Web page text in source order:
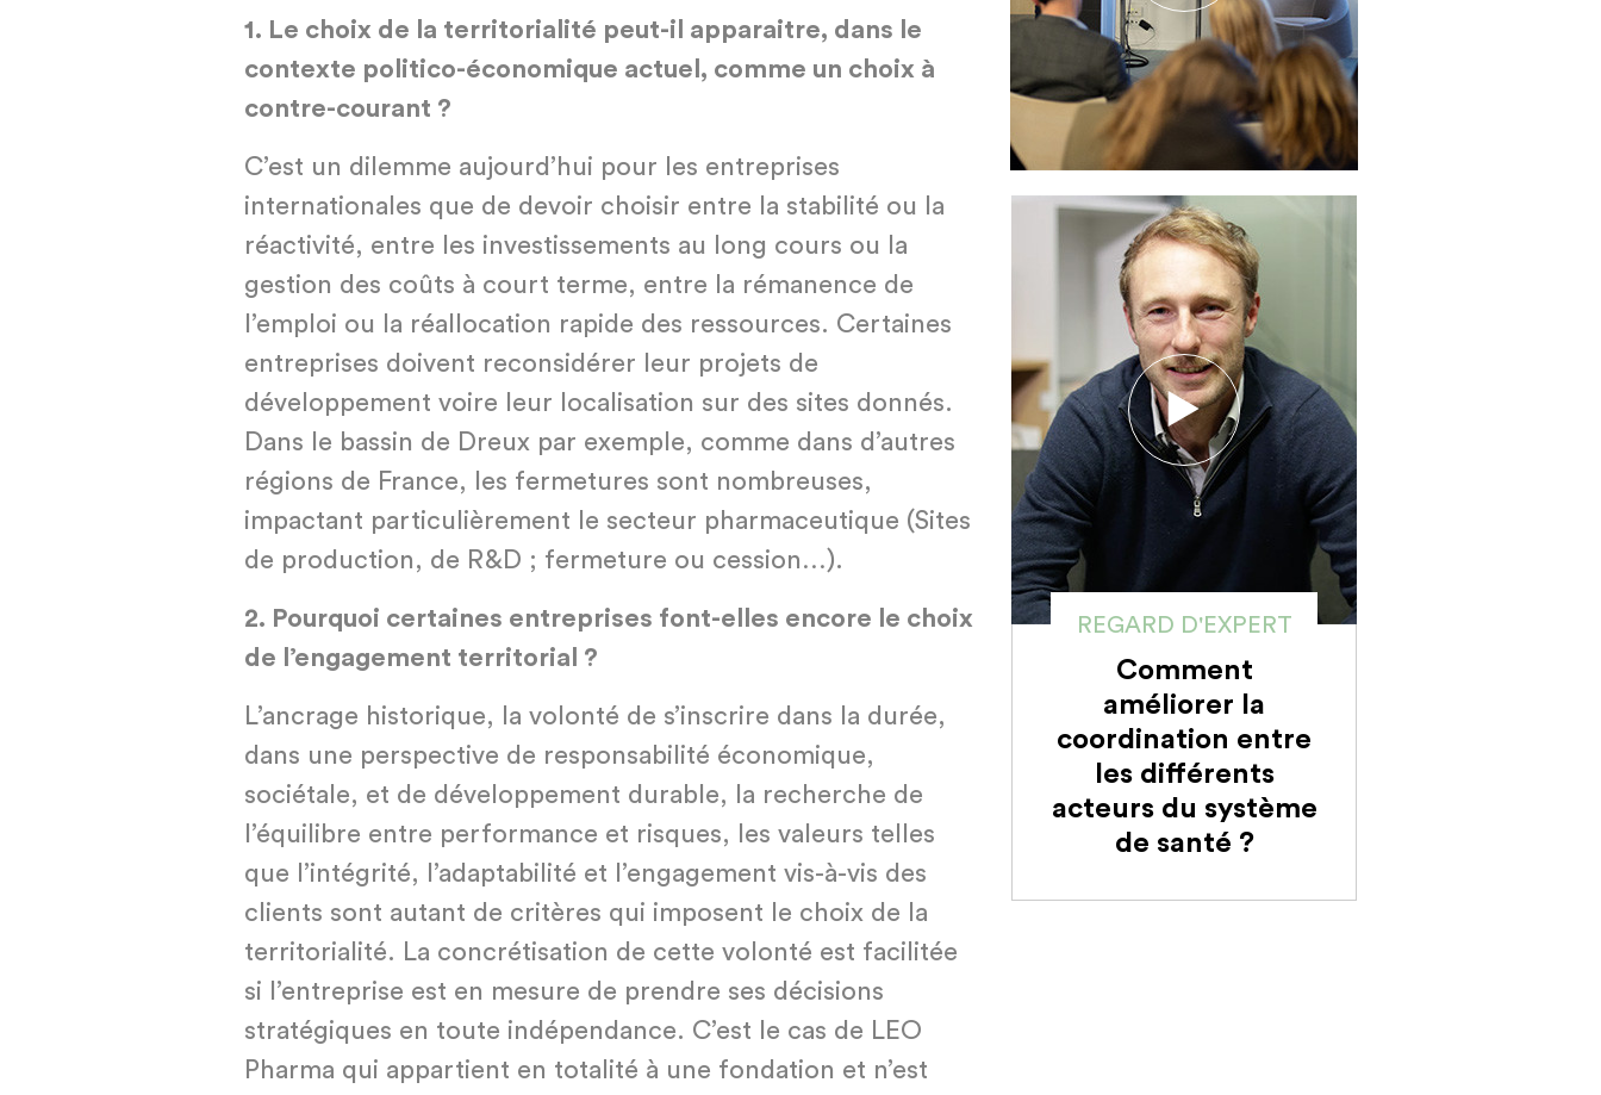
1. Le choix de la territorialité peut-il apparaitre, dans le
contexte politico-économique actuel, comme un choix à
contre-courant ?
C’est un dilemme aujourd’hui pour les entreprises
internationales que de devoir choisir entre la stabilité ou la
réactivité, entre les investissements au long cours ou la
gestion des coûts à court terme, entre la rémanence de
l’emploi ou la réallocation rapide des ressources. Certaines
entreprises doivent reconsidérer leur projets de
développement voire leur localisation sur des sites donnés.
Dans le bassin de Dreux par exemple, comme dans d’autres
régions de France, les fermetures sont nombreuses,
impactant particulièrement le secteur pharmaceutique (Sites
de production, de R&D ; fermeture ou cession…).
2. Pourquoi certaines entreprises font-elles encore le choix
de l’engagement territorial ?
L’ancrage historique, la volonté de s’inscrire dans la durée,
dans une perspective de responsabilité économique,
sociétale, et de développement durable, la recherche de
l’équilibre entre performance et risques, les valeurs telles
que l’intégrité, l’adaptabilité et l’engagement vis-à-vis des
clients sont autant de critères qui imposent le choix de la
territorialité. La concrétisation de cette volonté est facilitée
si l’entreprise est en mesure de prendre ses décisions
stratégiques en toute indépendance. C’est le cas de LEO
Pharma qui appartient en totalité à une fondation et n’est
REGARD D'EXPERT
Comment
améliorer la
coordination entre
les différents
acteurs du système
de santé ?